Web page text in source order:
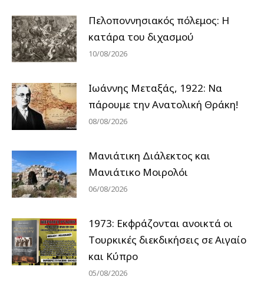
Πελοποννησιακός πόλεμος: Η
κατάρα του διχασμού
10/08/2026
Ιωάννης Μεταξάς, 1922: Να
πάρουμε την Ανατολική Θράκη!
08/08/2026
Μανιάτικη Διάλεκτος και
Μανιάτικο Μοιρολόι
06/08/2026
1973: Εκφράζονται ανοικτά οι
Tουρκικές διεκδικήσεις σε Αιγαίο
και Κύπρο
05/08/2026